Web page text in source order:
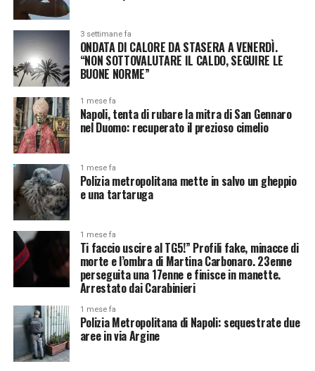
3 settimane fa
ONDATA DI CALORE DA STASERA A VENERDÌ.
“NON SOTTOVALUTARE IL CALDO, SEGUIRE LE
BUONE NORME”
1 mese fa
Napoli, tenta di rubare la mitra di San Gennaro
nel Duomo: recuperato il prezioso cimelio
1 mese fa
Polizia metropolitana mette in salvo un gheppio
e una tartaruga
1 mese fa
Ti faccio uscire al TG5!” Profili fake, minacce di
morte e l’ombra di Martina Carbonaro. 23enne
perseguita una 17enne e finisce in manette.
Arrestato dai Carabinieri
1 mese fa
Polizia Metropolitana di Napoli: sequestrate due
aree in via Argine